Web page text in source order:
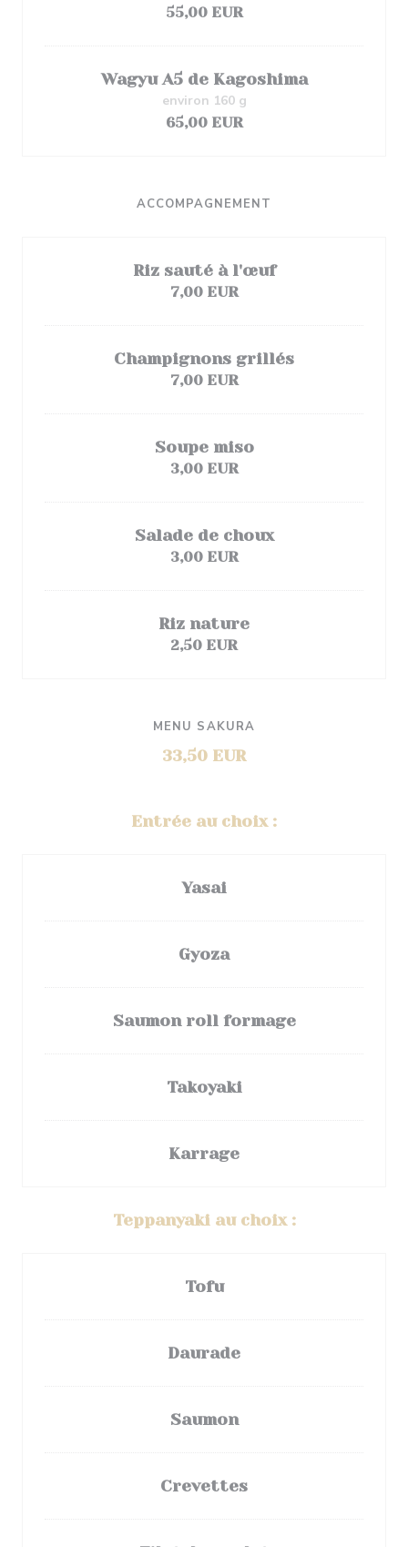
55,00 EUR
Wagyu A5 de Kagoshima
environ 160 g
65,00 EUR
ACCOMPAGNEMENT
Riz sauté à l'œuf
7,00 EUR
Champignons grillés
7,00 EUR
Soupe miso
3,00 EUR
Salade de choux
3,00 EUR
Riz nature
2,50 EUR
MENU SAKURA
33,50 EUR
Entrée au choix :
Yasai
Gyoza
Saumon roll formage
Takoyaki
Karrage
Teppanyaki au choix :
Tofu
Daurade
Saumon
Crevettes